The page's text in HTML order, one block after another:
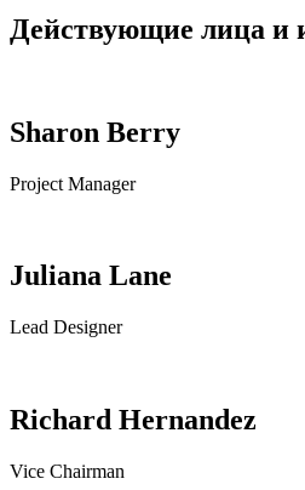
Действующие лица и
Sharon Berry
Project Manager
Juliana Lane
Lead Designer
Richard Hernandez
Vice Chairman